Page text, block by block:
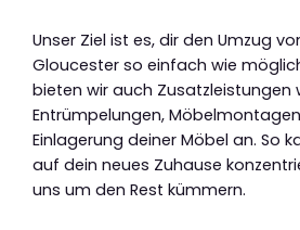
Unser Ziel ist es, dir den Umzug
Gloucester so einfach wie
bieten wir auch Zusatzleistungen
Entrümpelungen,
Einlagerung deiner Möbel an. So
auf dein neues Zuhause
uns um den Rest kümmern.